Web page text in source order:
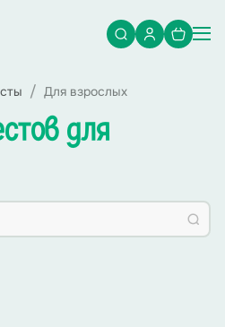
Для взрослых
для